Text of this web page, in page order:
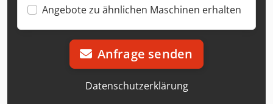
Angebote zu ähnlichen Maschinen erhalten
Anfrage senden
Datenschutzerklärung